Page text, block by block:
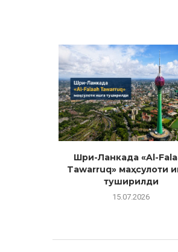
Шри-Ланкада «Al-
Tawarruq» маҳсулоти
туширилди
15.07.2026